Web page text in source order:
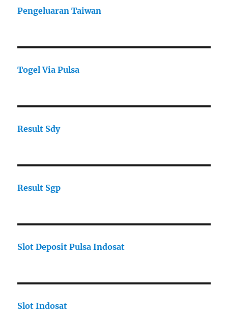
Pengeluaran Taiwan
Togel Via Pulsa
Result Sdy
Result Sgp
Slot Deposit Pulsa Indosat
Slot Indosat